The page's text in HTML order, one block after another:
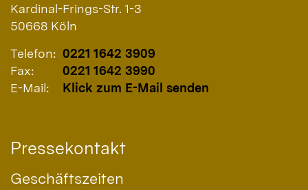
Kardinal-Frings-Str. 1-3
50668 Köln
Telefon: 0221 1642 3909
Fax:
0221 1642 3990
E-Mail:
Klick zum E-Mail senden
Pressekontakt
Geschäftszeiten